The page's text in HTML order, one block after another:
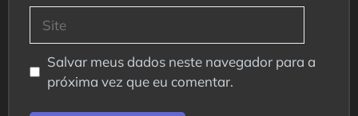
Salvar meus dados neste navegador para a
próxima vez que eu comentar.